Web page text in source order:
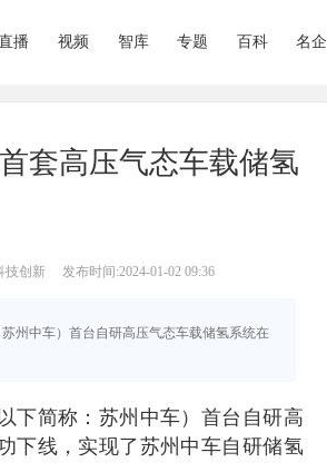
播 视频 智库 专题 百科 名企
套高压气态车载储氢
技创新 发布时间:2024-01-02 09:36
州中车）首台自研高压气态车载储氢系统在
下简称：苏州中车）首台自研高
下线，实现了苏州中车自研储氢